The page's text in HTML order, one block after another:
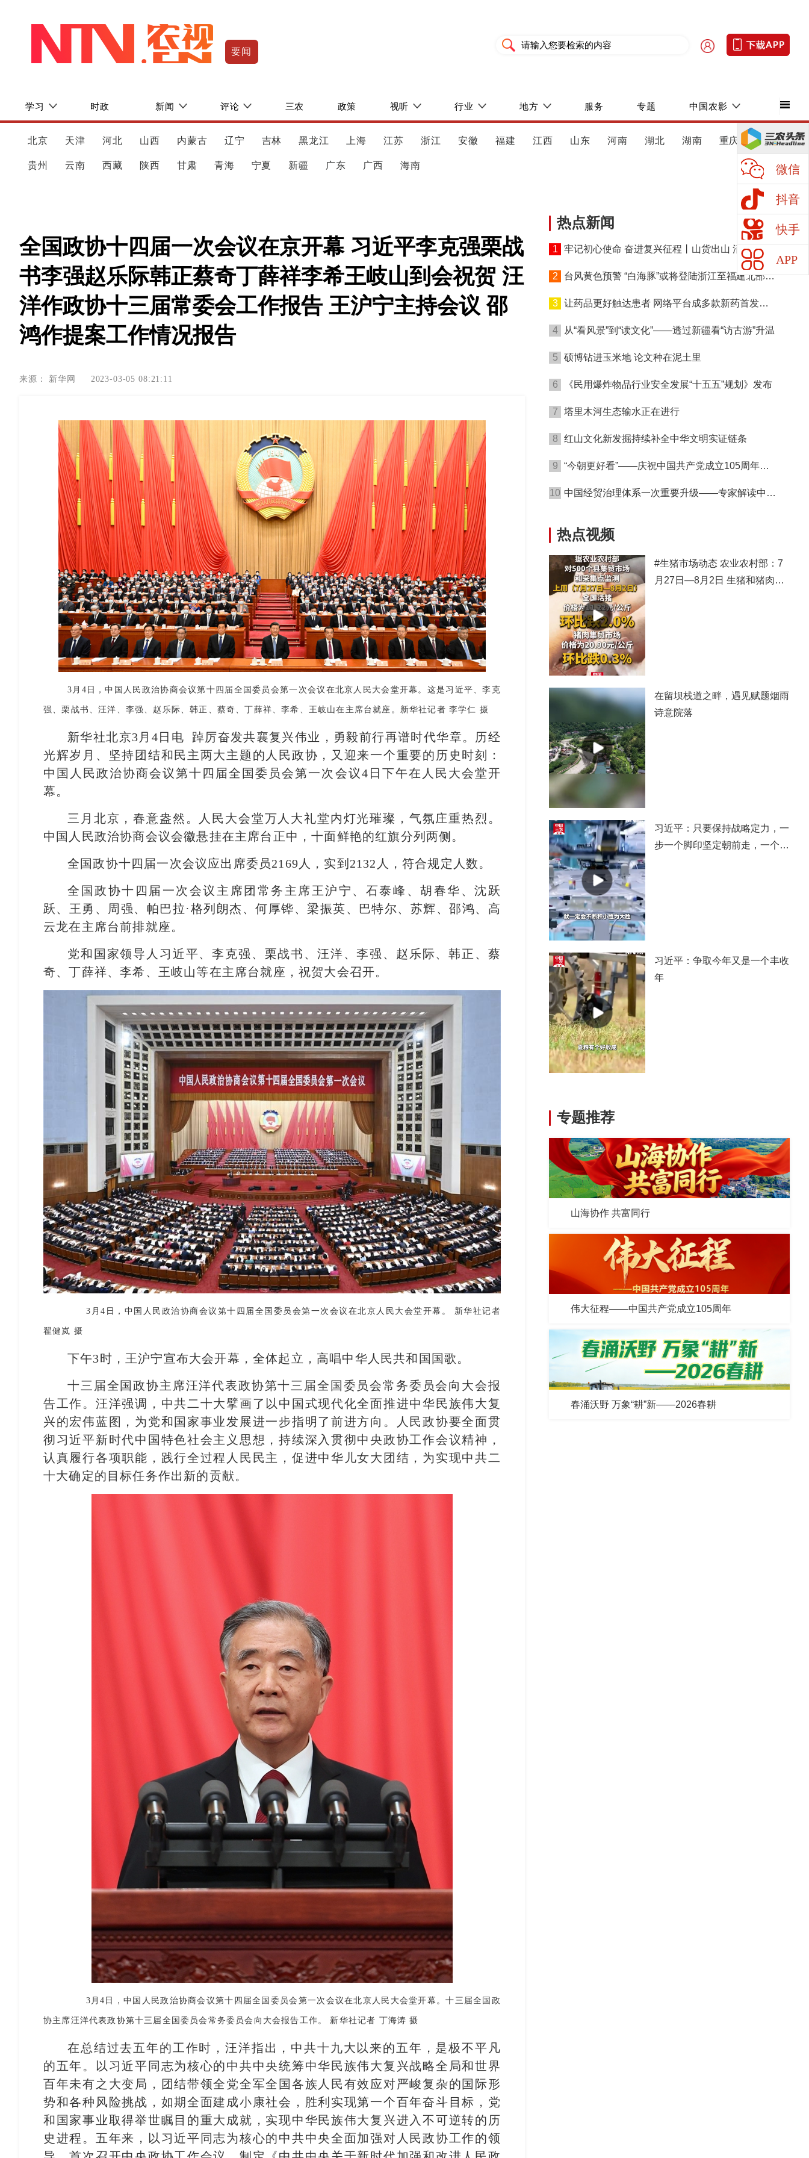
要闻
学习 时政 新闻 评论 三农 政策 视听 行业 地方 服务 专题 中国农影
北京 天津 河北 山西 内蒙古 辽宁 吉林 黑龙江 上海 江苏 浙江 安徽 福建 江西 山东 河南 湖北 湖南 重庆 四川
贵州 云南 西藏 陕西 甘肃 青海 宁夏 新疆 广东 广西 海南 微信
抖音
快手
APP
全国政协十四届一次会议在京开幕 习近平李克强栗战
书李强赵乐际韩正蔡奇丁薛祥李希王岐山到会祝贺 汪
洋作政协十三届常委会工作报告 王沪宁主持会议 邵
鸿作提案工作情况报告
来源： 新华网 2023-03-05 08:21:11
3月4日，中国人民政治协商会议第十四届全国委员会第一次会议在北京人民大会堂开幕。这是习近平、李克
强、栗战书、汪洋、李强、赵乐际、韩正、蔡奇、丁薛祥、李希、王岐山在主席台就座。新华社记者 李学仁 摄
新华社北京3月4日电 踔厉奋发共襄复兴伟业，勇毅前行再谱时代华章。历经
光辉岁月、坚持团结和民主两大主题的人民政协，又迎来一个重要的历史时刻：
中国人民政治协商会议第十四届全国委员会第一次会议4日下午在人民大会堂开
幕。
三月北京，春意盎然。人民大会堂万人大礼堂内灯光璀璨，气氛庄重热烈。
中国人民政治协商会议会徽悬挂在主席台正中，十面鲜艳的红旗分列两侧。
全国政协十四届一次会议应出席委员2169人，实到2132人，符合规定人数。
全国政协十四届一次会议主席团常务主席王沪宁、石泰峰、胡春华、沈跃
跃、王勇、周强、帕巴拉·格列朗杰、何厚铧、梁振英、巴特尔、苏辉、邵鸿、高
云龙在主席台前排就座。
党和国家领导人习近平、李克强、栗战书、汪洋、李强、赵乐际、韩正、蔡
奇、丁薛祥、李希、王岐山等在主席台就座，祝贺大会召开。
3月4日，中国人民政治协商会议第十四届全国委员会第一次会议在北京人民大会堂开幕。 新华社记者
翟健岚 摄
下午3时，王沪宁宣布大会开幕，全体起立，高唱中华人民共和国国歌。
十三届全国政协主席汪洋代表政协第十三届全国委员会常务委员会向大会报
告工作。汪洋强调，中共二十大擘画了以中国式现代化全面推进中华民族伟大复
兴的宏伟蓝图，为党和国家事业发展进一步指明了前进方向。人民政协要全面贯
彻习近平新时代中国特色社会主义思想，持续深入贯彻中央政协工作会议精神，
认真履行各项职能，践行全过程人民民主，促进中华儿女大团结，为实现中共二
十大确定的目标任务作出新的贡献。
3月4日，中国人民政治协商会议第十四届全国委员会第一次会议在北京人民大会堂开幕。十三届全国政
协主席汪洋代表政协第十三届全国委员会常务委员会向大会报告工作。 新华社记者 丁海涛 摄
在总结过去五年的工作时，汪洋指出，中共十九大以来的五年，是极不平凡
的五年。以习近平同志为核心的中共中央统筹中华民族伟大复兴战略全局和世界
百年未有之大变局，团结带领全党全军全国各族人民有效应对严峻复杂的国际形
势和各种风险挑战，如期全面建成小康社会，胜利实现第一个百年奋斗目标，党
和国家事业取得举世瞩目的重大成就，实现中华民族伟大复兴进入不可逆转的历
史进程。五年来，以习近平同志为核心的中共中央全面加强对人民政协工作的领
热点新闻
1
牢记初心使命 奋进复兴征程丨山货出山 消费进山
2
台风黄色预警 “白海豚”或将登陆浙江至福建北部沿
3
让药品更好触达患者 网络平台成多款新药首发渠
4
从“看风景”到“读文化”——透过新疆看“访古游”升温
5 硕博钻进玉米地 论文种在泥土里
6 《民用爆炸物品行业安全发展“十五五”规划》发布
7 塔里木河生态输水正在进行
8 红山文化新发掘持续补全中华文明实证链条
9
“今朝更好看”——庆祝中国共产党成立105周年名
10 中国经贸治理体系一次重要升级——专家解读中国
热点视频
#生猪市场动态 农业农村部：7
月27日—8月2日 生猪和猪肉价
在留坝栈道之畔，遇见赋题烟雨
诗意院落
习近平：只要保持战略定力，一
步一个脚印坚定朝前走，一个阶
习近平：争取今年又是一个丰收
年
专题推荐
山海协作 共富同行
伟大征程——中国共产党成立105周年
春涌沃野 万象“耕”新——2026春耕